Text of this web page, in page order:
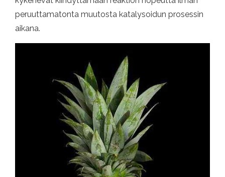
peruuttamatonta muutosta katalysoidun prosessin
aikana.